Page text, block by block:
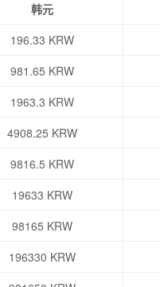
韩元
196.33 KRW
981.65 KRW
1963.3 KRW
4908.25 KRW
9816.5 KRW
19633 KRW
98165 KRW
196330 KRW